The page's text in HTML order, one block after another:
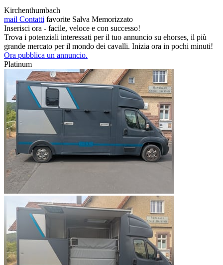
Kirchenthumbach
mail Contatti favorite Salva Memorizzato
Inserisci ora - facile, veloce e con successo!
Trova i potenziali interessati per il tuo annuncio su ehorses, il più
grande mercato per il mondo dei cavalli. Inizia ora in pochi minuti!
Ora pubblica un annuncio.
Platinum